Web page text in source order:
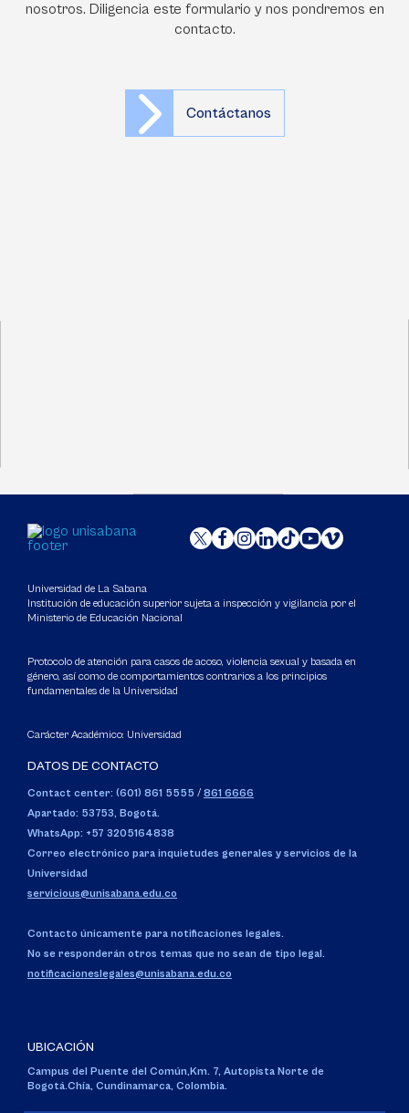
nosotros. Diligencia este formulario y nos pondremos en
contacto.
Contáctanos
Universidad de La Sabana
Institución de educación superior sujeta a inspección y vigilancia por el
Ministerio de Educación Nacional
Protocolo de atención para casos de acoso, violencia sexual y basada en
género, así como de comportamientos contrarios a los principios
fundamentales de la Universidad
Carácter Académico: Universidad
DATOS DE CONTACTO
Contact center: (601) 861 5555 / 861 6666
Apartado: 53753, Bogotá.
WhatsApp: +57 3205164838
Correo electrónico para inquietudes generales y servicios de la
Universidad
servicious@unisabana.edu.co
Contacto únicamente para notificaciones legales.
No se responderán otros temas que no sean de tipo legal.
notificacioneslegales@unisabana.edu.co
UBICACIÓN
Campus del Puente del Común,Km. 7, Autopista Norte de
Bogotá.Chía, Cundinamarca, Colombia.